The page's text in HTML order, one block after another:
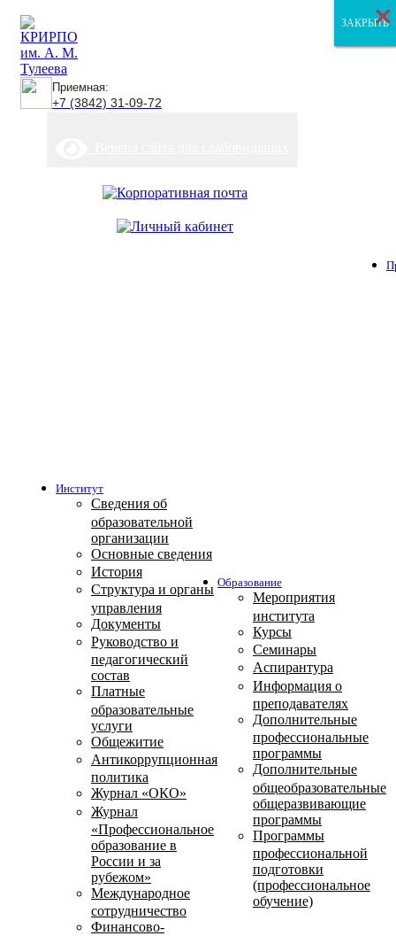
Приемная:
+7 (3842) 31-09-72
Институт
Сведения об
образовательной
организации
Основные сведения
История
Структура и органы
управления
Документы
Руководство и
педагогический
состав
Платные
образовательные
услуги
Общежитие
Антикоррупционная
политика
Журнал «ОКО»
Журнал
«Профессиональное
образование в
России и за
рубежом»
Международное
сотрудничество
Финансово-
Образование
Мероприятия
института
Курсы
Семинары
Аспирантура
Информация о
преподавателях
Дополнительные
профессиональные
программы
Дополнительные
общеобразовательные
общеразвивающие
программы
Программы
профессиональной
подготовки
(профессиональное
обучение)
ЗАКРЫТЬ
ЗАКРЫТЬ
ЗАКРЫТЬ
×
×
×